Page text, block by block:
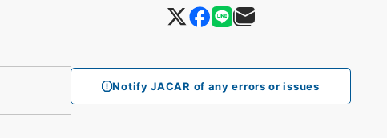
Notify JACAR of any errors or issues